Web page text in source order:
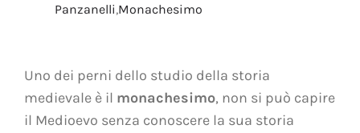
Panzanelli,Monachesimo
Uno dei perni dello studio della storia
medievale è il monachesimo, non si può capire
il Medioevo senza conoscere la sua storia